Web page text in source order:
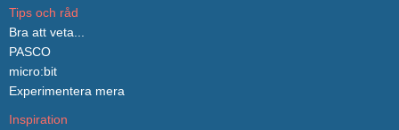
Tips och råd
Bra att veta...
PASCO
micro:bit
Experimentera mera
Inspiration